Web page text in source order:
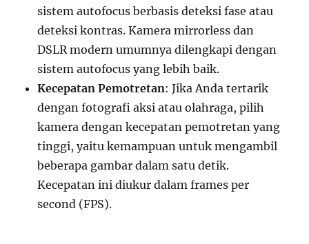
sistem autofocus berbasis deteksi fase atau
deteksi kontras. Kamera mirrorless dan
DSLR modern umumnya dilengkapi dengan
sistem autofocus yang lebih baik.
Kecepatan Pemotretan: Jika Anda tertarik
dengan fotografi aksi atau olahraga, pilih
kamera dengan kecepatan pemotretan yang
tinggi, yaitu kemampuan untuk mengambil
beberapa gambar dalam satu detik.
Kecepatan ini diukur dalam frames per
second (FPS).